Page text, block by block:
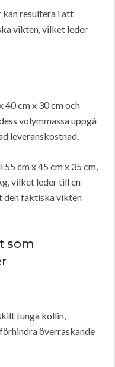
kan resultera i att
vikten, vilket leder
40 cm x 30 cm och
volymmassa uppgå
leveranskostnad.
cm x 45 cm x 35 cm,
vilket leder till en
den faktiska vikten
som
tunga kollin,
överraskande